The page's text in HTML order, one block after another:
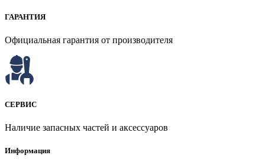
ГАРАНТИЯ
Официальная гарантия от производителя
СЕРВИС
Наличие запасных частей и аксессуаров
Информация